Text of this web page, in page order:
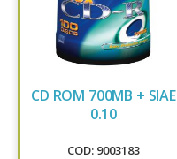
CD ROM 700MB + SIAE
0.10
COD: 9003183